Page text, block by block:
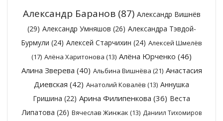
Александр Баранов(87) Александр Вишнёв
(29) Александр Умняшов (26) Александра Тэвдой-
Бурмули (24) Алексей Старчихин (24) Алексей Шмелёв
(17) Алёна Харитонова (13) Алёна Юрченко (46)
Алина Зверева (40) Альбина Вишнёва (21) Анастасия
Диевская (42) Анатолий Ковалёв (13) Аннушка
Гришина (22) Арина Филипенкова (36) Веста
Липатова (26) Вячеслав Жинжак (13) Даниил Тихомиров